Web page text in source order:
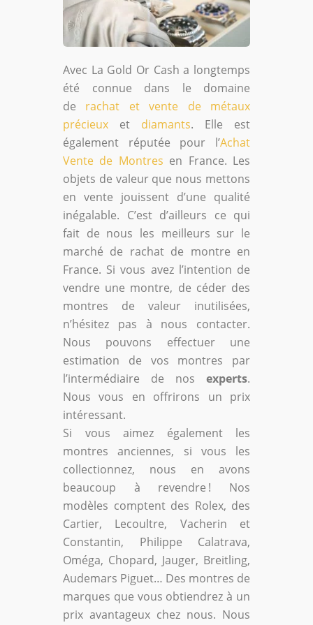
Avec La Gold Or Cash a longtemps
été connue dans le domaine
de rachat et vente de métaux
précieux et diamants. Elle est
également réputée pour l’Achat
Vente de Montres en France. Les
objets de valeur que nous mettons
en vente jouissent d’une qualité
inégalable. C’est d’ailleurs ce qui
fait de nous les meilleurs sur le
marché de rachat de montre en
France. Si vous avez l’intention de
vendre une montre, de céder des
montres de valeur inutilisées,
n’hésitez pas à nous contacter.
Nous pouvons effectuer une
estimation de vos montres par
l’intermédiaire de nos experts.
Nous vous en offrirons un prix
intéressant.
Si vous aimez également les
montres anciennes, si vous les
collectionnez, nous en avons
beaucoup à revendre ! Nos
modèles comptent des Rolex, des
Cartier, Lecoultre, Vacherin et
Constantin, Philippe Calatrava,
Oméga, Chopard, Jauger, Breitling,
Audemars Piguet… Des montres de
marques que vous obtiendrez à un
prix avantageux chez nous. Nous